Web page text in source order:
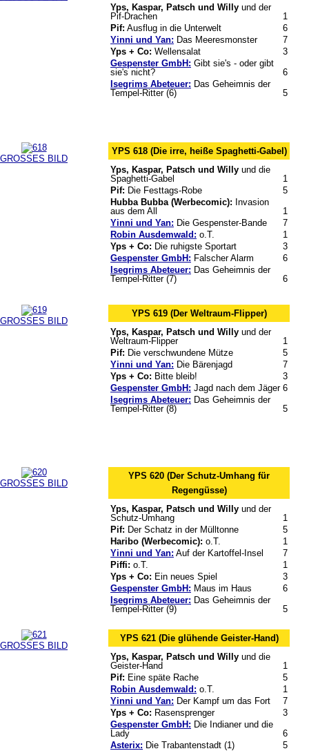
Yps, Kaspar, Patsch und Willy und der
Pif-Drachen
1
Pif: Ausflug in die Unterwelt
6
Yinni und Yan: Das Meeresmonster
7
Yps + Co: Wellensalat
3
Gespenster GmbH: Gibt sie's - oder gibt
sie's nicht?
6
Isegrims Abeteuer: Das Geheimnis der
Tempel-Ritter (6)
5
GROSSES BILD
YPS 618 (Die irre, heiße Spaghetti-Gabel)
Yps, Kaspar, Patsch und Willy und die
Spaghetti-Gabel
1
Pif: Die Festtags-Robe
5
Hubba Bubba (Werbecomic): Invasion
aus dem All
1
Yinni und Yan: Die Gespenster-Bande
7
Robin Ausdemwald: o.T.
1
Yps + Co: Die ruhigste Sportart
3
Gespenster GmbH: Falscher Alarm
6
Isegrims Abeteuer: Das Geheimnis der
Tempel-Ritter (7)
6
GROSSES BILD
YPS 619 (Der Weltraum-Flipper)
Yps, Kaspar, Patsch und Willy und der
Weltraum-Flipper
1
Pif: Die verschwundene Mütze
5
Yinni und Yan: Die Bärenjagd
7
Yps + Co: Bitte bleib!
3
Gespenster GmbH: Jagd nach dem Jäger 6
Isegrims Abeteuer: Das Geheimnis der
Tempel-Ritter (8)
5
GROSSES BILD
YPS 620 (Der Schutz-Umhang für
Regengüsse)
Yps, Kaspar, Patsch und Willy und der
Schutz-Umhang
1
Pif: Der Schatz in der Mülltonne
5
Haribo (Werbecomic): o.T.
1
Yinni und Yan: Auf der Kartoffel-Insel
7
Piffi: o.T.
1
Yps + Co: Ein neues Spiel
3
Gespenster GmbH: Maus im Haus
6
Isegrims Abeteuer: Das Geheimnis der
Tempel-Ritter (9)
5
GROSSES BILD
YPS 621 (Die glühende Geister-Hand)
Yps, Kaspar, Patsch und Willy und die
Geister-Hand
1
Pif: Eine späte Rache
5
Robin Ausdemwald: o.T.
1
Yinni und Yan: Der Kampf um das Fort
7
Yps + Co: Rasensprenger
3
Gespenster GmbH: Die Indianer und die
Lady
6
Asterix: Die Trabantenstadt (1) 5